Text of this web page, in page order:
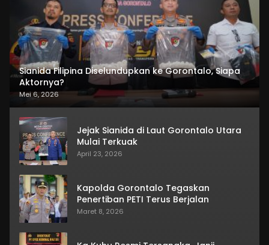
Sianida Filipina Diselundupkan ke Gorontalo, Siapa
Aktornya?
Mei 6, 2026
Jejak Sianida di Laut Gorontalo Utara
Mulai Terkuak
April 23, 2026
Kapolda Gorontalo Tegaskan
Penertiban PETI Terus Berjalan
Maret 8, 2026